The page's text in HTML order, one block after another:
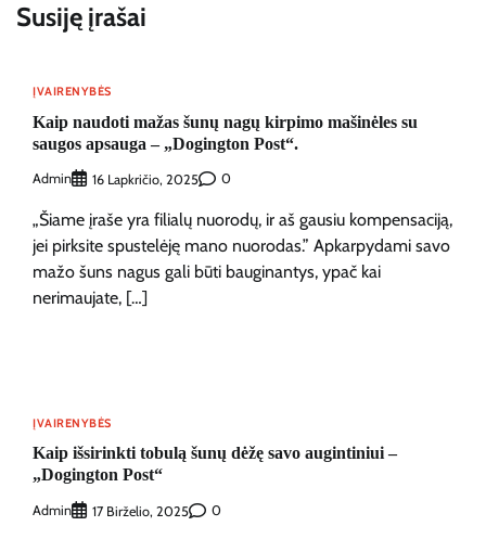
Susiję įrašai
ĮVAIRENYBĖS
Kaip naudoti mažas šunų nagų kirpimo mašinėles su
saugos apsauga – „Dogington Post“.
Admin 16 Lapkričio, 2025 0
„Šiame įraše yra filialų nuorodų, ir aš gausiu kompensaciją,
jei pirksite spustelėję mano nuorodas.” Apkarpydami savo
mažo šuns nagus gali būti bauginantys, ypač kai
nerimaujate, […]
ĮVAIRENYBĖS
Kaip išsirinkti tobulą šunų dėžę savo augintiniui –
„Dogington Post“
Admin 17 Birželio, 2025 0